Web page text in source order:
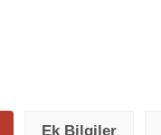
Ek Bilgiler